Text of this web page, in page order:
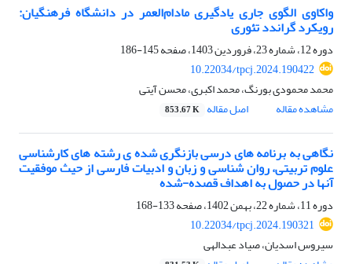
واکاوی الگوی جاری یادگیری مادام‌العمر در دانشگاه فرهنگیان:
رویکرد گراندد تئوری
دوره 12، شماره 23، فروردین 1403، صفحه
145-186
10.22034/tpcj.2024.190422
محمد محمودی بورنگ، محمد اکبری، محسن آیتی
مشاهده مقاله
اصل مقاله 853.67 K
نگاهی به برنامه های درسی بازنگری شده ی رشته های کارشناسی
علوم تربیتی، روان شناسی و زبان و ادبیات فارسی از حیث موفقیت
آنها در حصول به اهداف قصده-شده
دوره 11، شماره 22، بهمن 1402، صفحه
133-168
10.22034/tpcj.2024.190321
سیروس اسدیان، صیاد عبدالهی